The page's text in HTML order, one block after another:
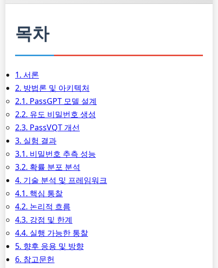
목차
1. 서론
2. 방법론 및 아키텍처
2.1. PassGPT 모델 설계
2.2. 유도 비밀번호 생성
2.3. PassVQT 개선
3. 실험 결과
3.1. 비밀번호 추측 성능
3.2. 확률 분포 분석
4. 기술 분석 및 프레임워크
4.1. 핵심 통찰
4.2. 논리적 흐름
4.3. 강점 및 한계
4.4. 실행 가능한 통찰
5. 향후 응용 및 방향
6. 참고문헌